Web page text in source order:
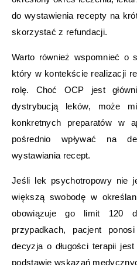
do wystawienia recepty na
skorzystać z refundacji.
Warto również wspomnieć o
który w kontekście realizacji
rolę. Choć OCP jest
dystrybucją leków, może
konkretnych preparatów w
pośrednio wpływać na
wystawiania recept.
Jeśli lek psychotropowy nie
większą swobodę w
obowiązuje go limit 120
przypadkach, pacjent
decyzja o długości terapii
podstawie wskazań